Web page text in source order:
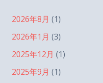
2026年8月 (1)
2026年1月 (3)
2025年12月 (1)
2025年9月 (1)